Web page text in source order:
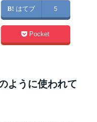
はてブ 5
Pocket
ように使われて